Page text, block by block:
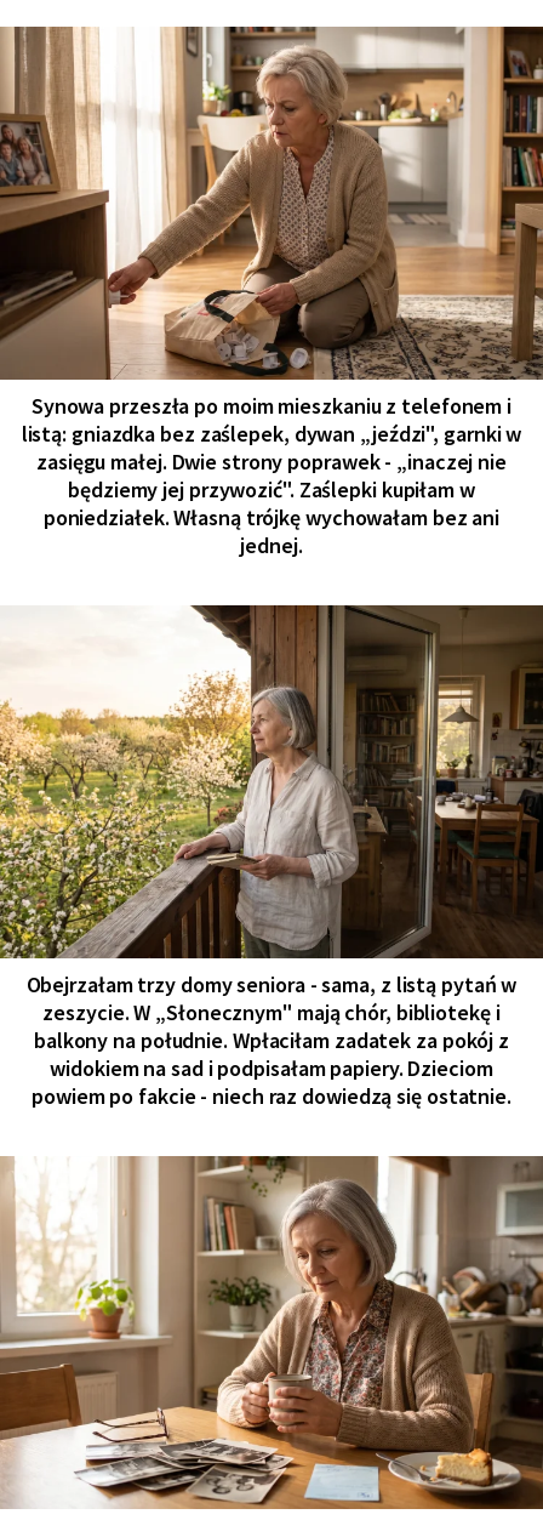
Synowa przeszła po moim mieszkaniu z telefonem i
listą: gniazdka bez zaślepek, dywan „jeździ", garnki w
zasięgu małej. Dwie strony poprawek - „inaczej nie
będziemy jej przywozić". Zaślepki kupiłam w
poniedziałek. Własną trójkę wychowałam bez ani
jednej.
Obejrzałam trzy domy seniora - sama, z listą pytań w
zeszycie. W „Słonecznym" mają chór, bibliotekę i
balkony na południe. Wpłaciłam zadatek za pokój z
widokiem na sad i podpisałam papiery. Dzieciom
powiem po fakcie - niech raz dowiedzą się ostatnie.